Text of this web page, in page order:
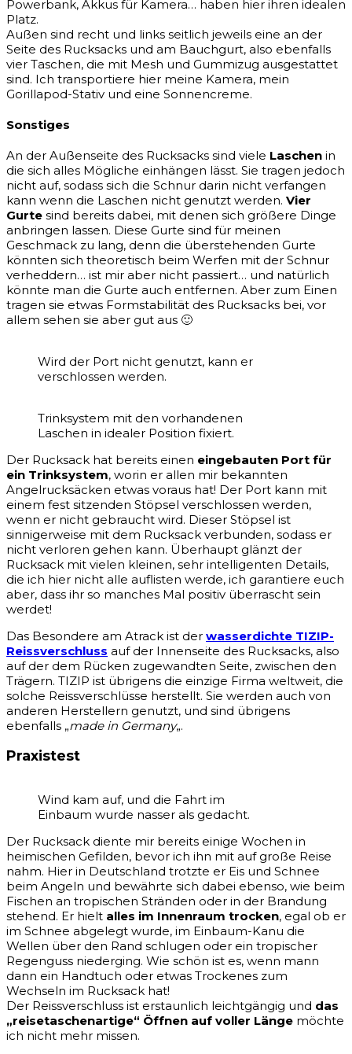
Powerbank, Akkus für Kamera… haben hier ihren idealen
Platz.
Außen sind recht und links seitlich jeweils eine an der
Seite des Rucksacks und am Bauchgurt, also ebenfalls
vier Taschen, die mit Mesh und Gummizug ausgestattet
sind. Ich transportiere hier meine Kamera, mein
Gorillapod-Stativ und eine Sonnencreme.
Sonstiges
An der Außenseite des Rucksacks sind viele Laschen in
die sich alles Mögliche einhängen lässt. Sie tragen jedoch
nicht auf, sodass sich die Schnur darin nicht verfangen
kann wenn die Laschen nicht genutzt werden. Vier
Gurte sind bereits dabei, mit denen sich größere Dinge
anbringen lassen. Diese Gurte sind für meinen
Geschmack zu lang, denn die überstehenden Gurte
könnten sich theoretisch beim Werfen mit der Schnur
verheddern… ist mir aber nicht passiert… und natürlich
könnte man die Gurte auch entfernen. Aber zum Einen
tragen sie etwas Formstabilität des Rucksacks bei, vor
allem sehen sie aber gut aus 🙂
Wird der Port nicht genutzt, kann er
verschlossen werden.
Trinksystem mit den vorhandenen
Laschen in idealer Position fixiert.
Der Rucksack hat bereits einen eingebauten Port für
ein Trinksystem, worin er allen mir bekannten
Angelrucksäcken etwas voraus hat! Der Port kann mit
einem fest sitzenden Stöpsel verschlossen werden,
wenn er nicht gebraucht wird. Dieser Stöpsel ist
sinnigerweise mit dem Rucksack verbunden, sodass er
nicht verloren gehen kann. Überhaupt glänzt der
Rucksack mit vielen kleinen, sehr intelligenten Details,
die ich hier nicht alle auflisten werde, ich garantiere euch
aber, dass ihr so manches Mal positiv überrascht sein
werdet!
Das Besondere am Atrack ist der wasserdichte TIZIP-
Reissverschluss auf der Innenseite des Rucksacks, also
auf der dem Rücken zugewandten Seite, zwischen den
Trägern. TIZIP ist übrigens die einzige Firma weltweit, die
solche Reissverschlüsse herstellt. Sie werden auch von
anderen Herstellern genutzt, und sind übrigens
ebenfalls „made in Germany„.
Praxistest
Wind kam auf, und die Fahrt im
Einbaum wurde nasser als gedacht.
Der Rucksack diente mir bereits einige Wochen in
heimischen Gefilden, bevor ich ihn mit auf große Reise
nahm. Hier in Deutschland trotzte er Eis und Schnee
beim Angeln und bewährte sich dabei ebenso, wie beim
Fischen an tropischen Stränden oder in der Brandung
stehend. Er hielt alles im Innenraum trocken, egal ob er
im Schnee abgelegt wurde, im Einbaum-Kanu die
Wellen über den Rand schlugen oder ein tropischer
Regenguss niederging. Wie schön ist es, wenn mann
dann ein Handtuch oder etwas Trockenes zum
Wechseln im Rucksack hat!
Der Reissverschluss ist erstaunlich leichtgängig und das
„reisetaschenartige“ Öffnen auf voller Länge möchte
ich nicht mehr missen.